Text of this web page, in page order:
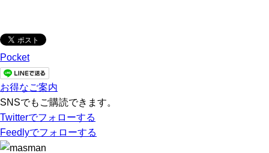
Pocket
お得なご案内
SNSでもご購読できます。
Twitterでフォローする
Feedlyでフォローする